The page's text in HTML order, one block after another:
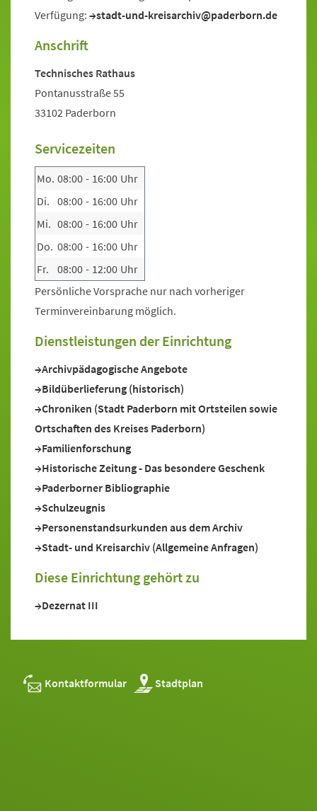
Verfügung:
stadt-und-kreisarchiv@paderborn.de
Anschrift
Technisches Rathaus
Pontanusstraße 55
33102 Paderborn
Servicezeiten
Mo. 08:00 - 16:00 Uhr
Di. 08:00 - 16:00 Uhr
Mi. 08:00 - 16:00 Uhr
Do. 08:00 - 16:00 Uhr
Fr.
08:00 - 12:00 Uhr
Persönliche Vorsprache nur nach vorheriger
Terminvereinbarung möglich.
Dienstleistungen der Einrichtung
Archivpädagogische Angebote
Bildüberlieferung (historisch)
Chroniken (Stadt Paderborn mit Ortsteilen sowie
Ortschaften des Kreises Paderborn)
Familienforschung
Historische Zeitung - Das besondere Geschenk
Paderborner Bibliographie
Schulzeugnis
Personenstandsurkunden aus dem Archiv
Stadt- und Kreisarchiv (Allgemeine Anfragen)
Diese Einrichtung gehört zu
Dezernat III
Kontaktformular Stadtplan